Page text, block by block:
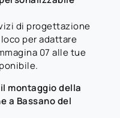
di progettazione
per adattare
07 alle tue
montaggio della
a Bassano del